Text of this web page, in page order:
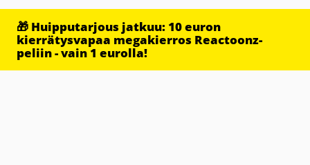
🎁 Huipputarjous jatkuu: 10 euron
kierrätysvapaa megakierros Reactoonz-
peliin - vain 1 eurolla!